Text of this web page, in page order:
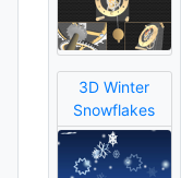
3D Winter
Snowflakes